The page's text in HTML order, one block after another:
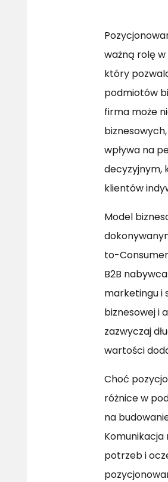
ważną rolę
który
podmiotów
firma może
wpływa na
decyzyjnym,
klientów
Model
to-
B2B
marketingu i
biznesowej i
zazwyczaj
wartości
Choć
różnice w
na
potrzeb i